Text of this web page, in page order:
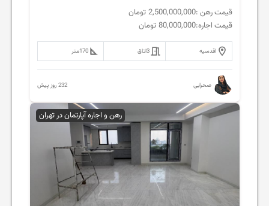
قیمت رهن :2,500,000,000 تومان
قیمت اجاره:80,000,000 تومان
اقدسیه 3اتاق 170متر
صحرایی 232 روز پیش
رهن و اجاره آپارتمان در تهران